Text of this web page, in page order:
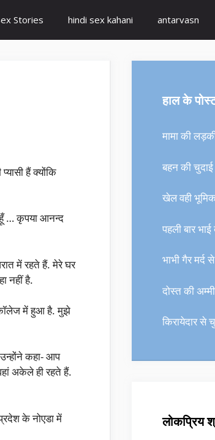
Stories hindi sex kahani antarvasn
हैं क्योंकि
… कृपया आनन्द
में रहते हैं. मेरे घर
नहीं है.
कॉलेज में हुआ है. मुझे
कहा- आप
अकेले ही रहते हैं.
के नोएडा में
हाल के
मामा की
बहन की
खेल वही
पहली बार
भाभी गैर मर्द
दोस्त की
किरायेदार से
लोकप्रिय